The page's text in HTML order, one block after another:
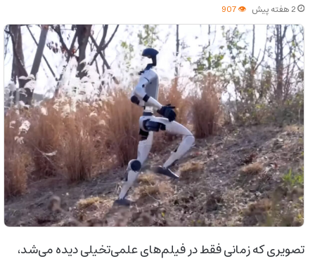
2 هفته پیش
تصویری که زمانی فقط در فیلم‌های علمی‌تخیلی دیده می‌شد،